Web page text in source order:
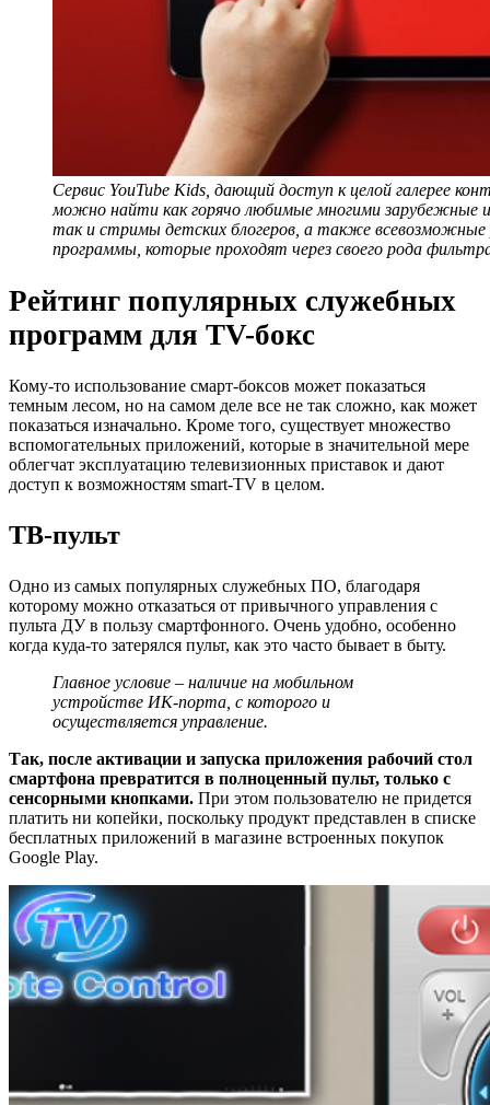
Сервис YouTube Kids, дающий доступ к целой галерее
можно найти как горячо любимые многими зарубежные
так и стримы детских блогеров, а также всевозможные
программы, которые проходят через своего рода
Рейтинг популярных служебных
программ для TV-бокс
Кому-то использование смарт-боксов может показаться
темным лесом, но на самом деле все не так сложно, как может
показаться изначально. Кроме того, существует множество
вспомогательных приложений, которые в значительной мере
облегчат эксплуатацию телевизионных приставок и дают
доступ к возможностям smart-TV в целом.
ТВ-пульт
Одно из самых популярных служебных ПО, благодаря
которому можно отказаться от привычного управления с
пульта ДУ в пользу смартфонного. Очень удобно, особенно
когда куда-то затерялся пульт, как это часто бывает в быту.
Главное условие – наличие на мобильном
устройстве ИК-порта, с которого и
осуществляется управление.
Так, после активации и запуска приложения рабочий стол
смартфона превратится в полноценный пульт, только с
сенсорными кнопками. При этом пользователю не придется
платить ни копейки, поскольку продукт представлен в списке
бесплатных приложений в магазине встроенных покупок
Google Play.